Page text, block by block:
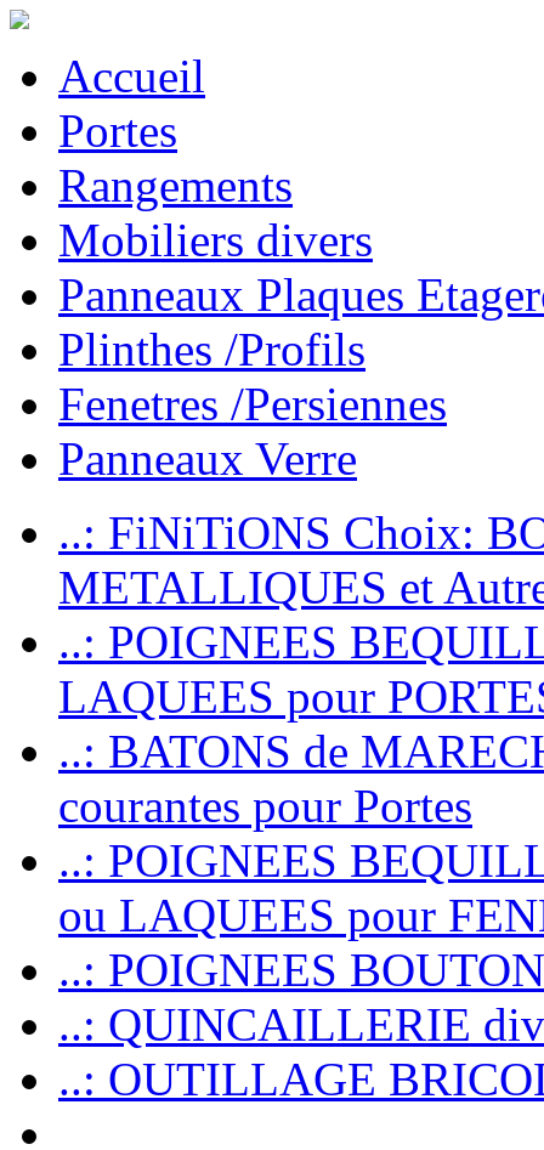
Accueil
Portes
Rangements
Mobiliers divers
Panneaux Plaques
Plinthes /Profils
Fenetres /Persiennes
Panneaux Verre
..: FiNiTiONS Choix:
METALLIQUES et
..: POIGNEES
LAQUEES pour
..: BATONS de
courantes pour Portes
..: POIGNEES
ou LAQUEES pour
..: POIGNEES
..: QUINCAILLERIE
..: OUTILLAGE